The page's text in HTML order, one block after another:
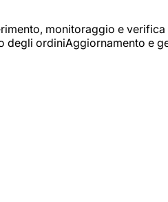
monitoraggio e
degli ordiniAggiornamento e